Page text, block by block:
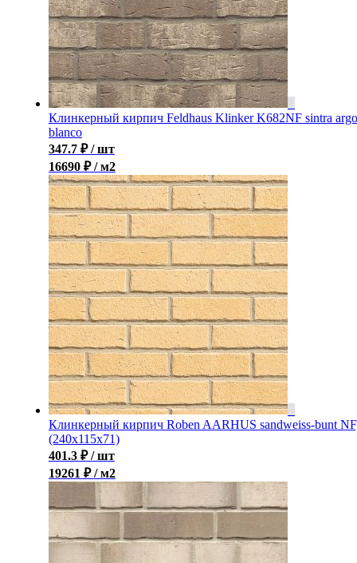
Клинкерный кирпич Feldhaus Klinker K682NF sintra argo
blanco
347.7 ₽ / шт
16690 ₽ / м2
Клинкерный кирпич Roben AARHUS sandweiss-bunt
(240х115х71)
401.3 ₽ / шт
19261 ₽ / м2